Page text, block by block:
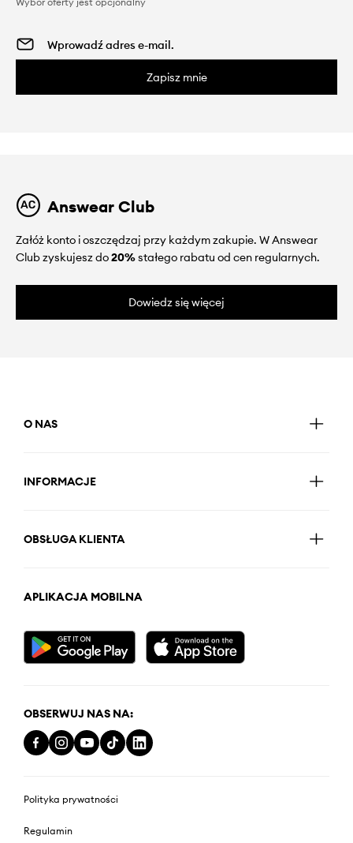
Zapisz mnie
Answear Club
Załóż konto i oszczędzaj przy każdym zakupie. W Answear
Club zyskujesz do20%stałego rabatu od cen regularnych.
Dowiedz się więcej
O NAS
INFORMACJE
OBSŁUGA KLIENTA
APLIKACJA MOBILNA
OBSERWUJ NAS NA:
Polityka prywatności
Regulamin